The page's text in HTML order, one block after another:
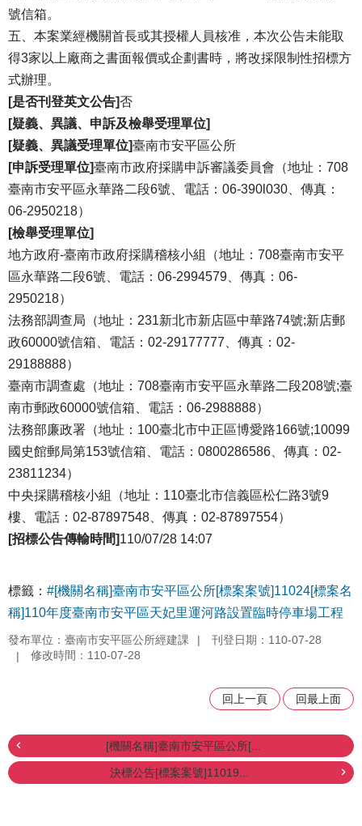
號信箱。
五、本案業經機關首長或其授權人員核准，本次公告未能取
得3家以上廠商之書面報價或企劃書時，將改採限制性招標方
式辦理。
[是否刊登英文公告]否
[疑義、異議、申訴及檢舉受理單位]
[疑義、異議受理單位]臺南市安平區公所
[申訴受理單位]臺南市政府採購申訴審議委員會（地址：708
臺南市安平區永華路二段6號、電話：06-390l030、傳真：
06-2950218）
[檢舉受理單位]
地方政府-臺南市政府採購稽核小組（地址：708臺南市安平
區永華路二段6號、電話：06-2994579、傳真：06-
2950218）
法務部調查局（地址：231新北市新店區中華路74號;新店郵
政60000號信箱、電話：02-29177777、傳真：02-
29188888）
臺南市調查處（地址：708臺南市安平區永華路二段208號;臺
南市郵政60000號信箱、電話：06-2988888）
法務部廉政署（地址：100臺北市中正區博愛路166號;10099
國史館郵局第153號信箱、電話：0800286586、傳真：02-
23811234）
中央採購稽核小組（地址：110臺北市信義區松仁路3號9
樓、電話：02-87897548、傳真：02-87897554）
[招標公告傳輸時間]110/07/28 14:07
標籤： #[機關名稱]臺南市安平區公所[標案案號]11024[標案名
稱]110年度臺南市安平區天妃里運河路設置臨時停車場工程
發布單位：臺南市安平區公所經建課
刊登日期：110-07-28
修改時間：110-07-28
回上一頁 回最上面
[機關名稱]臺南市安平區公所[...
決標公告[標案案號]11019...